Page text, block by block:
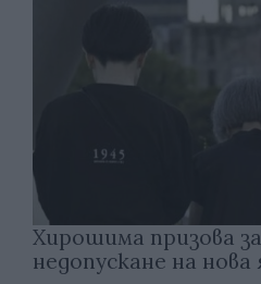
Хирошима призова
недопускане на